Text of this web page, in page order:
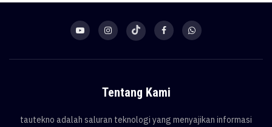
Tentang Kami
tautekno adalah saluran teknologi yang menyajikan informasi